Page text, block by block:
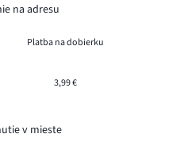
na adresu
Platba na dobierku
3,99 €
v mieste